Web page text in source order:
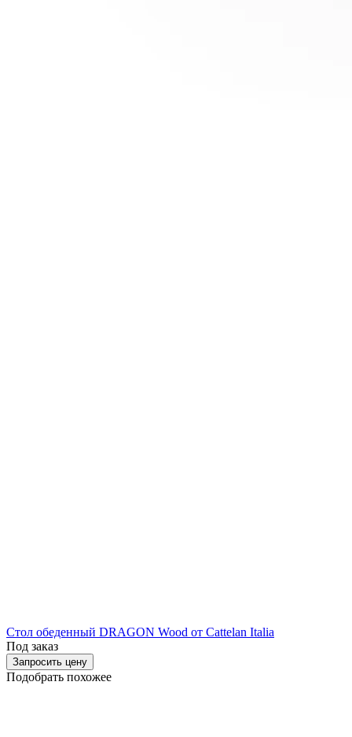
Стол обеденный DRAGON Wood от Cattelan Italia
Под заказ
Запросить цену
Подобрать похожее